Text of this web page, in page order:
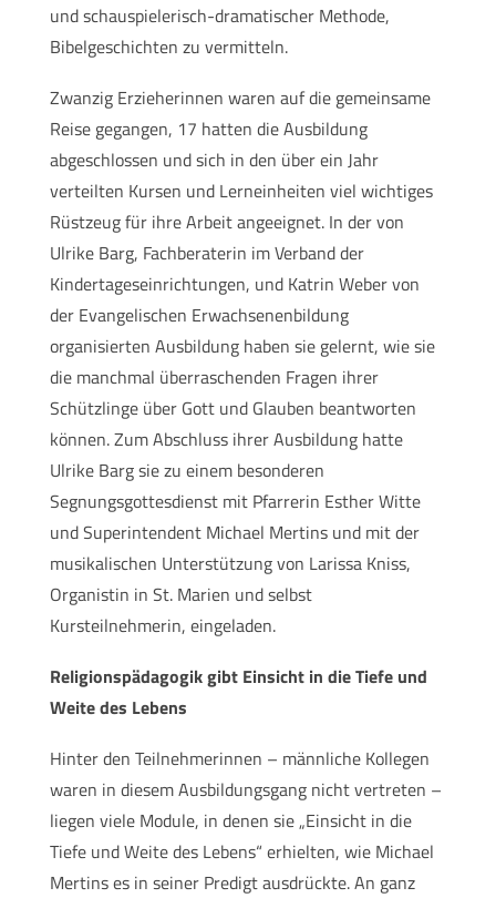
und schauspielerisch-dramatischer Methode,
Bibelgeschichten zu vermitteln.
Zwanzig Erzieherinnen waren auf die gemeinsame
Reise gegangen, 17 hatten die Ausbildung
abgeschlossen und sich in den über ein Jahr
verteilten Kursen und Lerneinheiten viel wichtiges
Rüstzeug für ihre Arbeit angeeignet. In der von
Ulrike Barg, Fachberaterin im Verband der
Kindertageseinrichtungen, und Katrin Weber von
der Evangelischen Erwachsenenbildung
organisierten Ausbildung haben sie gelernt, wie sie
die manchmal überraschenden Fragen ihrer
Schützlinge über Gott und Glauben beantworten
können. Zum Abschluss ihrer Ausbildung hatte
Ulrike Barg sie zu einem besonderen
Segnungsgottesdienst mit Pfarrerin Esther Witte
und Superintendent Michael Mertins und mit der
musikalischen Unterstützung von Larissa Kniss,
Organistin in St. Marien und selbst
Kursteilnehmerin, eingeladen.
Religionspädagogik gibt Einsicht in die Tiefe und
Weite des Lebens
Hinter den Teilnehmerinnen – männliche Kollegen
waren in diesem Ausbildungsgang nicht vertreten –
liegen viele Module, in denen sie „Einsicht in die
Tiefe und Weite des Lebens“ erhielten, wie Michael
Mertins es in seiner Predigt ausdrückte. An ganz